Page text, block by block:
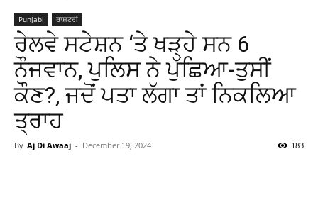
Punjabi ਰਾਸ਼ਟਰੀ
ਰੇਲਵੇ ਸਟੇਸ਼ਨ ‘ਤੇ ਖੜ੍ਹੇ ਸਨ 6
ਨੌਜਵਾਨ, ਪੁਲਿਸ ਨੇ ਪੁੱਛਿਆ-ਤੁਸੀਂ
ਕੌਣ?, ਜਦੋਂ ਪਤਾ ਲੱਗਾ ਤਾਂ ਨਿਕਲਿਆ
ਤ੍ਰਾਹ
By Aj Di Awaaj - December 19, 2024 183